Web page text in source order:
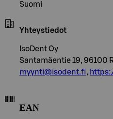
Suomi
Yhteystiedot
IsoDent Oy
Santamäentie 19, 96100
myynti@isodent.fi,
EAN